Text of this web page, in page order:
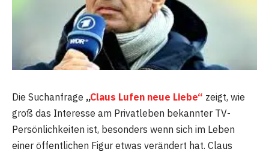
Die Suchanfrage „Claus Lufen neue Liebe“ zeigt, wie
groß das Interesse am Privatleben bekannter TV-
Persönlichkeiten ist, besonders wenn sich im Leben
einer öffentlichen Figur etwas verändert hat. Claus